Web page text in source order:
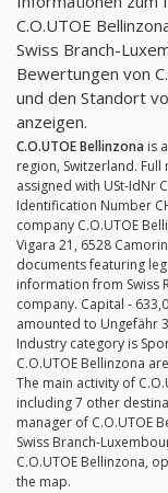
C.O.UTOE
Swiss Branch-
Bewertungen von
und den Standort
anzeigen.
C.O.UTOE Bellinzona is
region, Switzerland.
assigned with USt-IdNr
Identification Number
company C.O.UTOE
Vigara 21, 6528
documents featuring
information from Swiss
company. Capital -
amounted to Ungefähr
Industry category is
C.O.UTOE Bellinzona
The main activity of
including 7 other
manager of C.O.UTOE
Swiss Branch-
C.O.UTOE Bellinzona,
the map.